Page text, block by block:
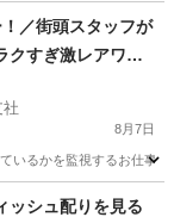
／街頭スタッフが
クすぎ激レアワー
8月7日
いるかを監視するお仕事
ッシュ配りを見る